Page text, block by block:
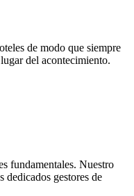
de modo que siempre
del acontecimiento.
fundamentales. Nuestro
dedicados gestores de